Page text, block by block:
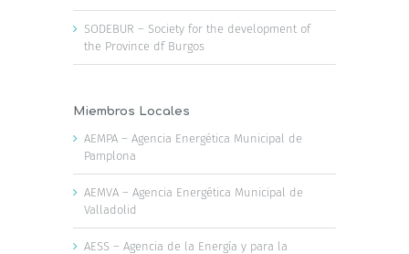
SODEBUR – Society for the development of
the Province df Burgos
Miembros Locales
AEMPA – Agencia Energética Municipal de
Pamplona
AEMVA – Agencia Energética Municipal de
Valladolid
AESS – Agencia de la Energía y para la